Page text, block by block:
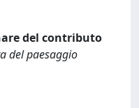
del contributo
del paesaggio